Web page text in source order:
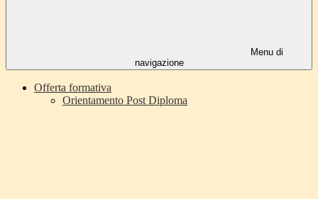
Menu di
navigazione
Offerta formativa
Orientamento Post Diploma